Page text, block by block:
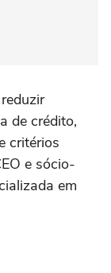
de crédito,
critérios
e sócio-
em